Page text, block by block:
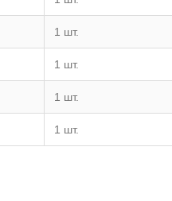
1 шт.
1 шт.
1 шт.
1 шт.